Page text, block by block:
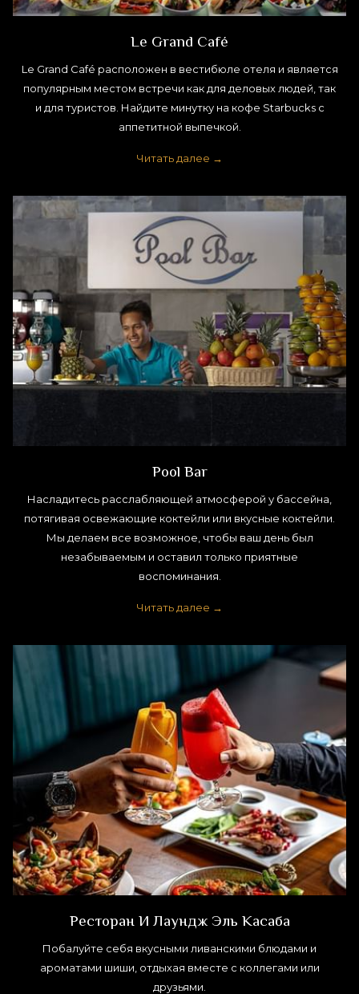
Le Grand Café
Le Grand Café расположен в вестибюле отеля и является
популярным местом встречи как для деловых людей, так
и для туристов. Найдите минутку на кофе Starbucks с
аппетитной выпечкой.
Читать далее
Pool Bar
Насладитесь расслабляющей атмосферой у бассейна,
потягивая освежающие коктейли или вкусные коктейли.
Мы делаем все возможное, чтобы ваш день был
незабываемым и оставил только приятные
воспоминания.
Читать далее
Ресторан И Лаундж Эль Касаба
Побалуйте себя вкусными ливанскими блюдами и
ароматами шиши, отдыхая вместе с коллегами или
друзьями.